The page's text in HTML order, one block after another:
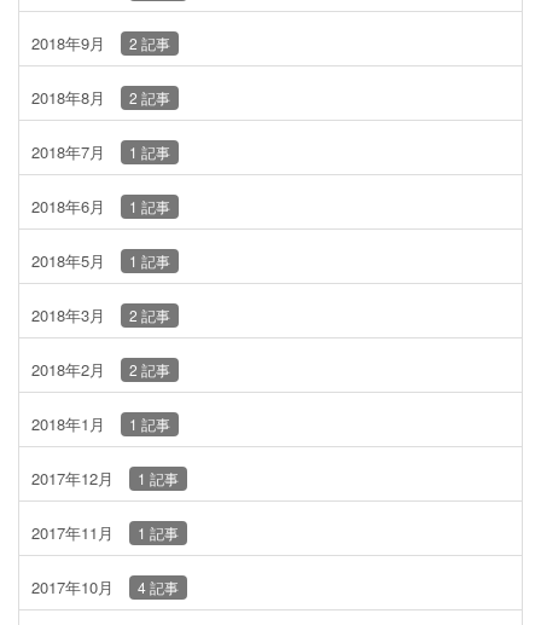
2018年9月 2 記事
2018年8月 2 記事
2018年7月 1 記事
2018年6月 1 記事
2018年5月 1 記事
2018年3月 2 記事
2018年2月 2 記事
2018年1月 1 記事
2017年12月 1 記事
2017年11月 1 記事
2017年10月 4 記事